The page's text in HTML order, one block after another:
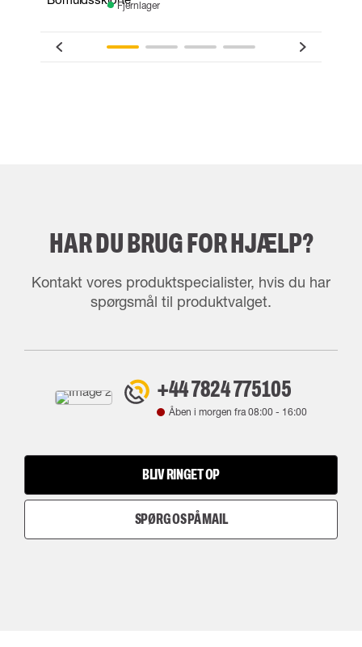
Fjernlager
HAR DU BRUG FOR HJÆLP?
Kontakt vores produktspecialister, hvis du har
spørgsmål til produktvalget.
+44 7824 775105
Åben i morgen fra08:00 - 16:00
BLIV RINGET OP
SPØRG OS PÅ MAIL